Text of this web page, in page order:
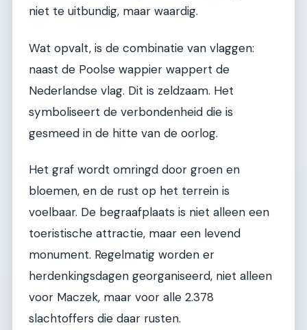
niet te uitbundig, maar waardig.
Wat opvalt, is de combinatie van vlaggen:
naast de Poolse wappier wappert de
Nederlandse vlag. Dit is zeldzaam. Het
symboliseert de verbondenheid die is
gesmeed in de hitte van de oorlog.
Het graf wordt omringd door groen en
bloemen, en de rust op het terrein is
voelbaar. De begraafplaats is niet alleen een
toeristische attractie, maar een levend
monument. Regelmatig worden er
herdenkingsdagen georganiseerd, niet alleen
voor Maczek, maar voor alle 2.378
slachtoffers die daar rusten.